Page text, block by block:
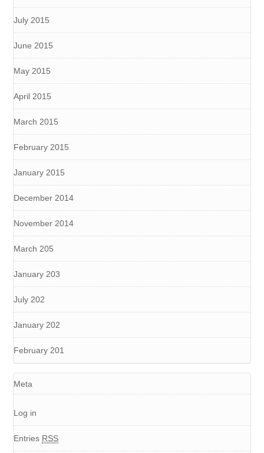
July 2015
June 2015
May 2015
April 2015
March 2015
February 2015
January 2015
December 2014
November 2014
March 205
January 203
July 202
January 202
February 201
Meta
Log in
Entries RSS